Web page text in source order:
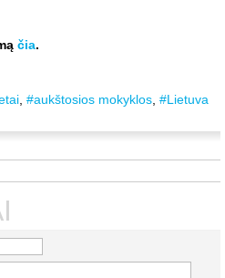
čia.
, #aukštosios mokyklos, #Lietuva